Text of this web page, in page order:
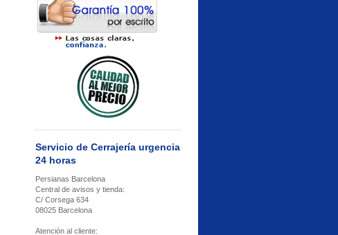
Servicio de Cerrajería urgencia
24 horas
Persianas Barcelona
Central de avisos y tienda:
C/ Corsega 634
08025 Barcelona
Atención al cliente: